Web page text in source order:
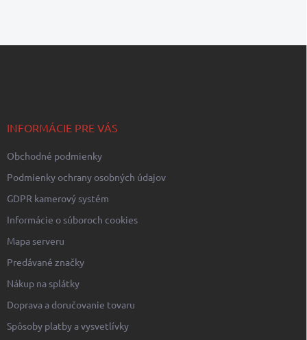
INFORMÁCIE PRE VÁS
Obchodné podmienky
Podmienky ochrany osobných údajov
GDPR kamerový systém
Informácie o súboroch cookies
Mapa serveru
Predávané značky
Nákup na splátky
Doprava a doručovanie tovaru
Spôsoby platby a vysvetlívky